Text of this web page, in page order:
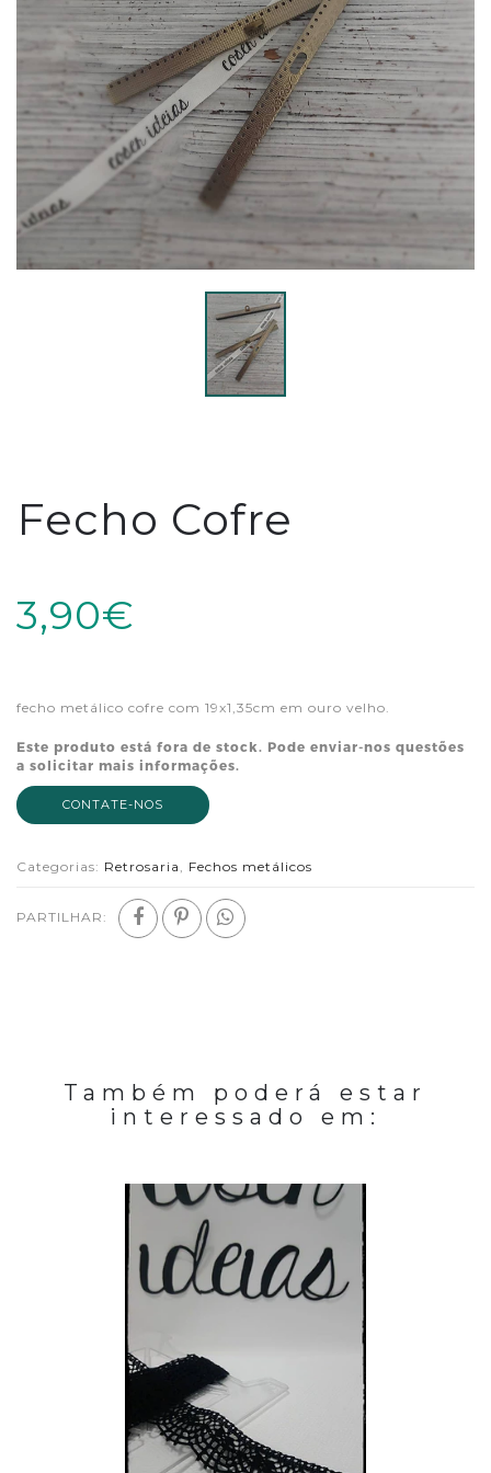
Fecho Cofre
3,90€
fecho metálico cofre com 19x1,35cm em ouro velho.
Este produto está fora de stock. Pode enviar-nos questões
a solicitar mais informações.
CONTATE-NOS
Categorias: Retrosaria , Fechos metálicos
PARTILHAR:
Também poderá estar
interessado em: